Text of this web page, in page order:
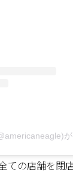
ての店舗を閉